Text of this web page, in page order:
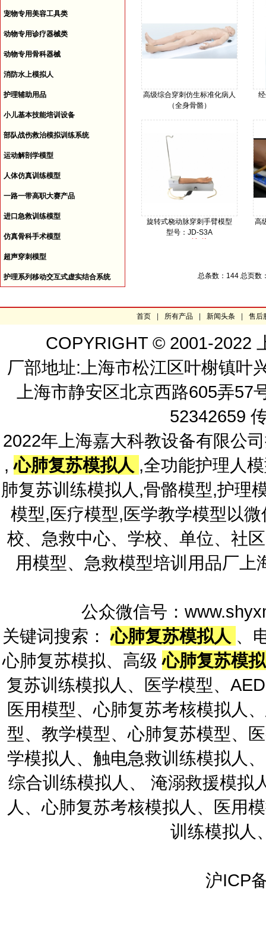
高级综合穿刺仿生标准化病人
（全身骨骼）
旋转式桡动脉穿刺手臂模型
型号：JD-S3A
高
总条数：144 总页数
宠物专用美容工具类
动物专用诊疗器械类
动物专用骨科器械
消防水上模拟人
护理辅助用品
小儿基本技能培训设备
部队战伤救治模拟训练系统
运动解剖学模型
人体仿真训练模型
一路一带高职大赛产品
进口急救训练模型
仿真骨科手术模型
超声穿刺模型
护理系列移动交互式虚实结合系统
首页 所有产品 新闻头条 售后
COPYRIGHT © 2001-2022
厂部地址:上海市松江区叶榭镇叶
上海市静安区北京西路605弄
52342659
2022年上海嘉大科教设备有限公
,心肺复苏模拟人 ,全功能护理人
肺复苏训练模拟人,骨骼模型,护理
模型,医疗模型,医学教学模型以
校、急救中心、学校、单位、社
用模型、急救模型培训用品厂
公众微信号：
关键词搜索：心肺复苏模拟人 、
心肺复苏模拟、高级心肺复苏模
复苏训练模拟人、医学模型、
医用模型、心肺复苏考核模拟人
型、教学模型、心肺复苏模型、
学模拟人、触电急救训练模拟人
综合训练模拟人、 淹溺救援模拟
人、心肺复苏考核模拟人、医用
训练模拟人
沪ICP